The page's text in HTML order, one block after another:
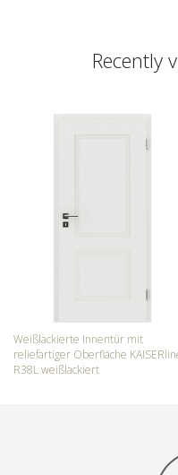
Recently
Weißlackierte Innentür mit
reliefartiger Oberfläche
R38L weißlackiert